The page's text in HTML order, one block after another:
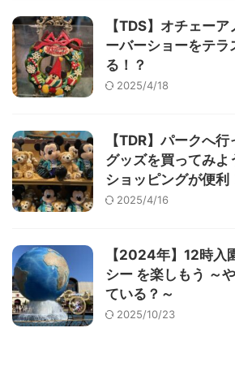
【TDS】オチェー
ーバーショーをテラ
る！？
2025/4/18
【TDR】パークへ
グッズを買ってみよ
ショッピングが便利
2025/4/16
【2024年】12時入
シー を楽しもう ～
ている？～
2025/10/23